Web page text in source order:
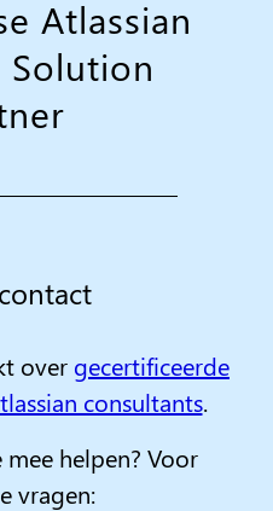
Atlassian
Solution
over gecertificeerde
consultants.
helpen? Voor
vragen: